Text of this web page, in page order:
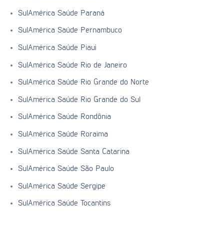
SulAmérica Saúde Paraná
SulAmérica Saúde Pernambuco
SulAmérica Saúde Piauí
SulAmérica Saúde Rio de Janeiro
SulAmérica Saúde Rio Grande do Norte
SulAmérica Saúde Rio Grande do Sul
SulAmérica Saúde Rondônia
SulAmérica Saúde Roraima
SulAmérica Saúde Santa Catarina
SulAmérica Saúde São Paulo
SulAmérica Saúde Sergipe
SulAmérica Saúde Tocantins